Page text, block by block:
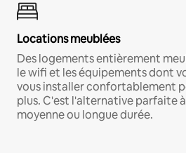
Locations meublées
Des logements entièrement
le wifi et les équipements dont
vous installer confortablement
plus. C'est l'alternative parfaite
moyenne ou longue durée.